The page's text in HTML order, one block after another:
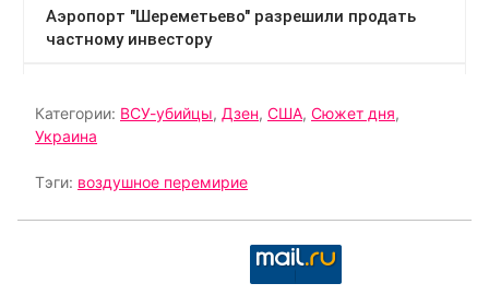
Категории: ВСУ-убийцы, Дзен, США, Сюжет дня,
Украина
Тэги: воздушное перемирие